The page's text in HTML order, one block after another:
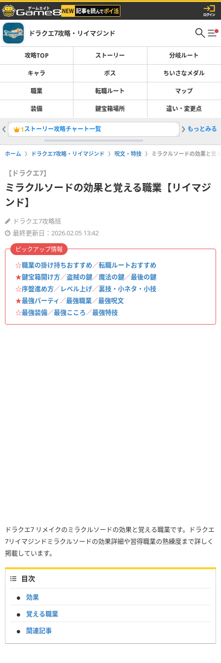
ドラクエ7攻略・リイマジンド
攻略TOP ストーリー 分岐ルート
キャラ ボス ちいさなメダル
職業 転職ルート マップ
装備 鍵宝箱場所 違い・変更点
1ストーリー攻略チャート一覧 2転職ル
もっとみる
ホーム ドラクエ7攻略・リイマジンド 呪文・特技 ミラクルソードの効果と覚
【ドラクエ7】
ミラクルソードの効果と覚える職業【リイマジ
ンド】
ドラクエ7攻略班
最終更新日：2026.02.05 13:42
☆職業の掛け持ちおすすめ／転職ルートおすすめ
★鍵宝箱開け方／盗賊の鍵／魔法の鍵／最後の鍵
☆序盤進め方／レベル上げ／裏技・小ネタ・小技
★最強パーティ／最強職業／最強呪文
☆最強装備／最強こころ／最強特技
ピックアップ情報
ドラクエ7 リメイクのミラクルソードの効果と覚える職業です。ドラクエ
7リイマジンドミラクルソードの効果詳細や習得職業の熟練度まで詳しく
掲載しています。
目次
効果
覚える職業
関連記事